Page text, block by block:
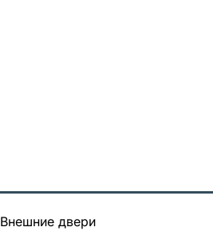
Внешние двери